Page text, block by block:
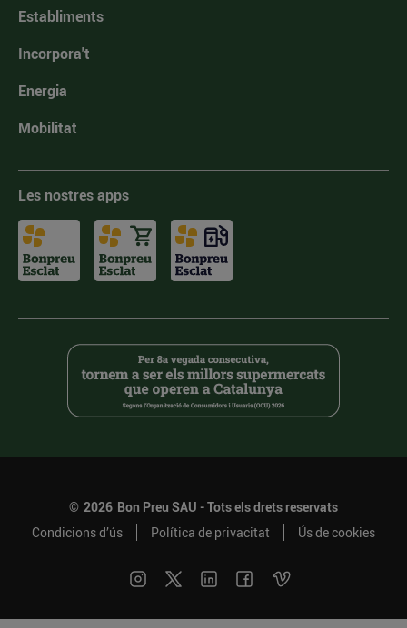
Establiments
Incorpora't
Energia
Mobilitat
Les nostres apps
© 2026 Bon Preu SAU - Tots els drets reservats
Condicions d’ús
Política de privacitat Ús de cookies